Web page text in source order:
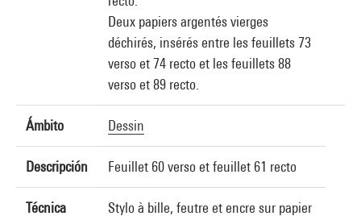
Deux papiers argentés vierges
déchirés, insérés entre les feuillets 73
verso et 74 recto et les feuillets 88
verso et 89 recto.
Ámbito Dessin
Descripción Feuillet 60 verso et feuillet 61 recto
Técnica Stylo à bille, feutre et encre sur papier